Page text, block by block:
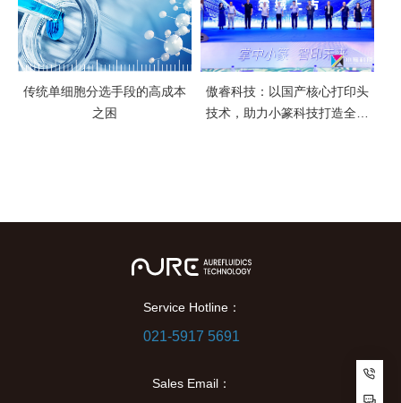
传统单细胞分选手段的高成本
之困
傲睿科技：以国产核心打印头
技术，助力小篆科技打造全球
Service Hotline：
021-5917 5691
Sales Email：